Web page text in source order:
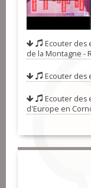
Ecouter des
de la Montagne -
Ecouter des
Ecouter des
d'Europe en